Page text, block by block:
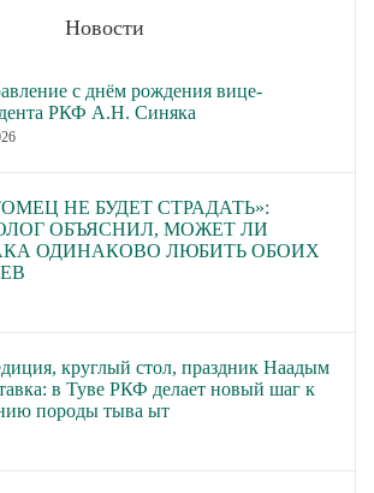
Новости
с днём рождения вице-
РКФ А.Н. Синяка
НЕ БУДЕТ СТРАДАТЬ»:
ОБЪЯСНИЛ, МОЖЕТ ЛИ
ОДИНАКОВО ЛЮБИТЬ ОБОИХ
круглый стол, праздник Наадым
в Туве РКФ делает новый шаг к
породы тыва ыт